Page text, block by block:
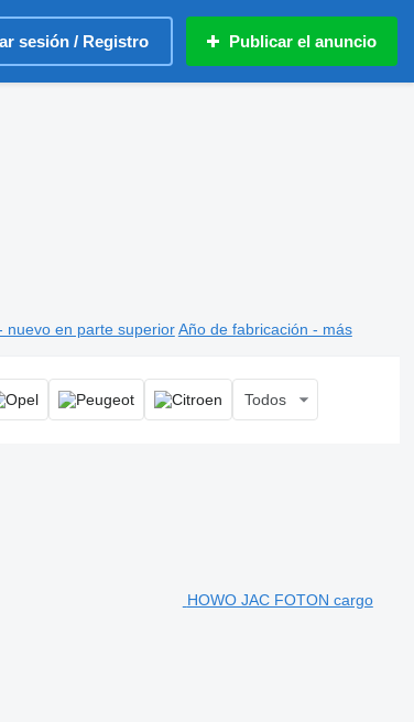
sesión / Registro Publicar el anuncio
nuevo en parte superior Año de fabricación - más
Todos
HOWO JAC FOTON cargo